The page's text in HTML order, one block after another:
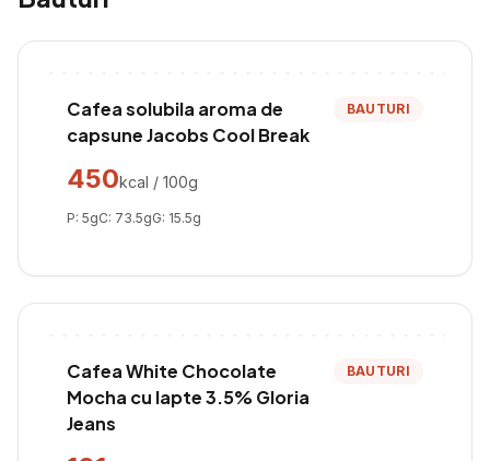
Cafea solubila aroma de
capsune Jacobs Cool Break
BAUTURI
450kcal / 100g
P: 5gC: 73.5gG: 15.5g
Cafea White Chocolate
Mocha cu lapte 3.5% Gloria
Jeans
BAUTURI